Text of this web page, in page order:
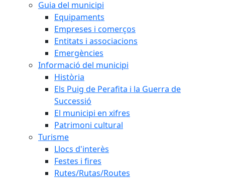
Guia del municipi
Equipaments
Empreses i comerços
Entitats i associacions
Emergències
Informació del municipi
Història
Els Puig de Perafita i la Guerra de
Successió
El municipi en xifres
Patrimoni cultural
Turisme
Llocs d'interès
Festes i fires
Rutes/Rutas/Routes